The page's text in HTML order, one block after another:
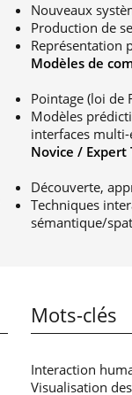
Nouveaux
Production de
Représentation
Modèles de
Pointage (loi de
Modèles
interfaces multi-
Novice / Expert
Découverte,
Techniques
sémantique/
Mots-clés
Interaction
Visualisation